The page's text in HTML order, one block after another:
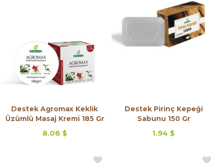
Destek Agromax Keklik
Üzümlü Masaj Kremi 185 Gr
8.06 $
Destek Pirinç Kepeği
Sabunu 150 Gr
1.94 $